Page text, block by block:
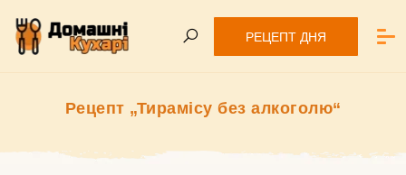
РЕЦЕПТ ДНЯ
Рецепт „Тирамісу без алкоголю“